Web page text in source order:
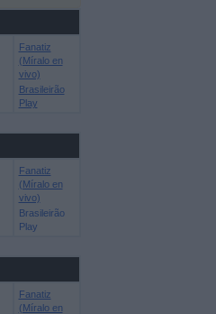
Fanatiz
(Míralo en
vivo)
Brasileirão
Play
Fanatiz
(Míralo en
vivo)
Brasileirão
Play
Fanatiz
(Míralo en